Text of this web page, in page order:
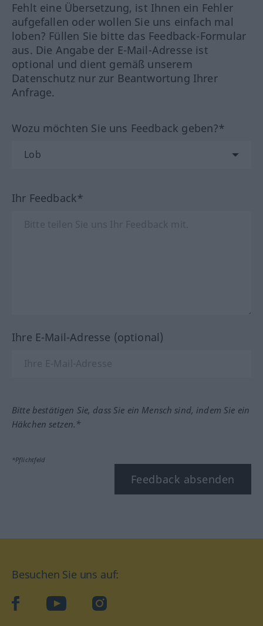
Fehlt eine Übersetzung, ist Ihnen ein Fehler
aufgefallen oder wollen Sie uns einfach mal
loben? Füllen Sie bitte das Feedback-Formular
aus. Die Angabe der E-Mail-Adresse ist
optional und dient gemäß unserem
Datenschutz nur zur Beantwortung Ihrer
Anfrage.
Wozu möchten Sie uns Feedback geben?*
Ihr Feedback*
Ihre E-Mail-Adresse (optional)
Bitte bestätigen Sie, dass Sie ein Mensch sind, indem Sie ein
Häkchen setzen.*
*Pflichtfeld
Feedback absenden
Besuchen Sie uns auf:
facebookYouTube Instagram